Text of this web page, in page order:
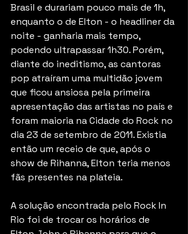
Brasil e durariam pouco mais de 1h,
enquanto o de Elton - o headliner da
noite - ganharia mais tempo,
podendo ultrapassar 1h30. Porém,
diante do ineditismo, as cantoras
pop atraíram uma multidão jovem
que ficou ansiosa pela primeira
apresentação das artistas no país e
foram maioria na Cidade do Rock no
dia 23 de setembro de 2011. Existia
então um receio de que, após o
show de Rihanna, Elton teria menos
fãs presentes na plateia.
A solução encontrada pelo Rock In
Rio foi de trocar os horários de